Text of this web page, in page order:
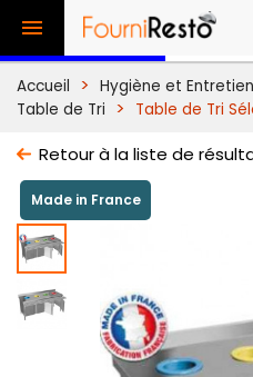

Accueil Hygiène et Entretien
Table de Tri
Table de Tri
Retour à la liste de
Made in France